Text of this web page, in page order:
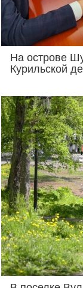
На острове
Курильской